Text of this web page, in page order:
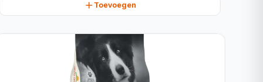
Toevoegen